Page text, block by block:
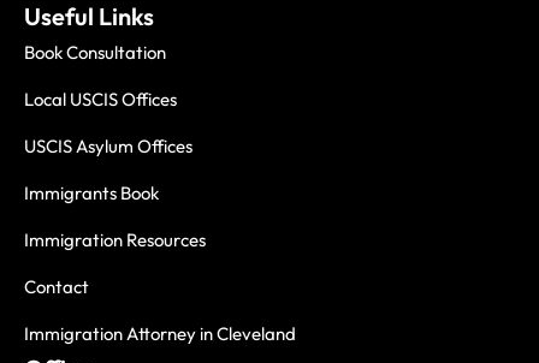
Useful Links
Book Consultation
Local USCIS Offices
USCIS Asylum Offices
Immigrants Book
Immigration Resources
Contact
Immigration Attorney in Cleveland